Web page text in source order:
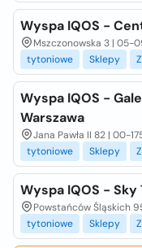
Wyspa IQOS -
Mszczonowska 3 | 05-
tytoniowe
Sklepy
Wyspa IQOS -
Warszawa
Jana Pawła II 82 | 00-
tytoniowe
Sklepy
Wyspa IQOS -
Powstańców Śląskich
tytoniowe
Sklepy